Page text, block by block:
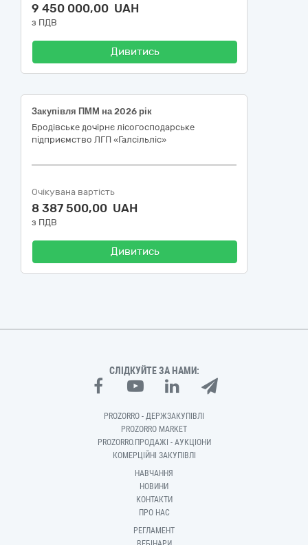
9 450 000,00 UAH
з ПДВ
Дивитись
Закупівля ПММ на 2026 рік
Бродівське дочірнє лісогосподарське
підприємство ЛГП «Галсільліс»
Очікувана вартість
8 387 500,00 UAH
з ПДВ
Дивитись
СЛІДКУЙТЕ ЗА НАМИ:
PROZORRO - ДЕРЖЗАКУПІВЛІ
PROZORRO MARKET
PROZORRO.ПРОДАЖІ - АУКЦІОНИ
КОМЕРЦІЙНІ ЗАКУПІВЛІ
НАВЧАННЯ
НОВИНИ
КОНТАКТИ
ПРО НАС
РЕГЛАМЕНТ